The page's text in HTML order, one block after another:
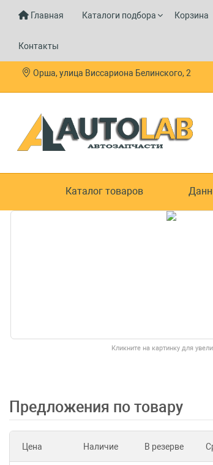
Главная Каталоги подбора Корзина
Контакты
Орша, улица Виссариона Белинского, 2
Каталог товаров
Кликните на картинку для
Предложения по товару
Цена Наличие В резерве